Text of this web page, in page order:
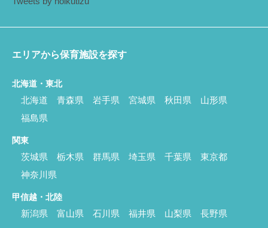
エリアから保育施設を探す
北海道・東北
北海道 青森県 岩手県 宮城県 秋田県
山形県
福島県
関東
茨城県 栃木県 群馬県 埼玉県 千葉県
東京都
神奈川県
甲信越・北陸
新潟県 富山県 石川県 福井県 山梨県 長野県